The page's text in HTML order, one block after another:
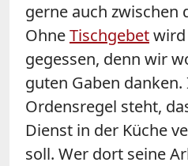
gerne auch zwischen
OhneTischgebet
gegessen, denn wir
guten Gaben
Ordensregel steht,
Dienst in der Küche
soll. Wer dort seine